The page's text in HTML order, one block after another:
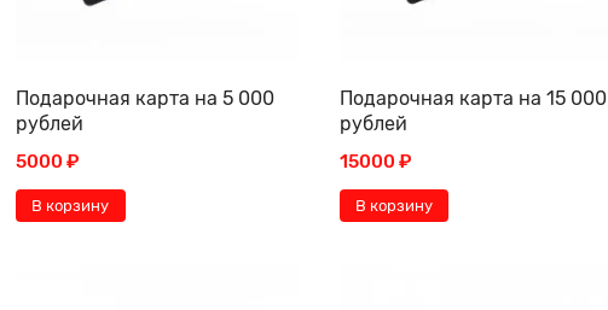
Подарочная карта на 5 000
рублей
5000 ₽
В корзину
Подарочная карта на 15 000
рублей
15000 ₽
В корзину